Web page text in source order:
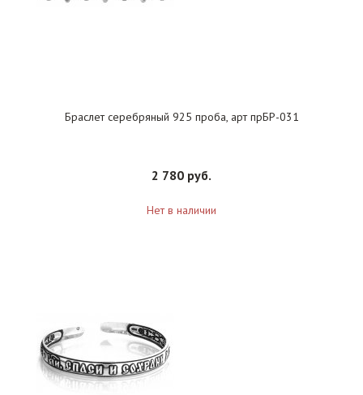
Браслет серебряный 925 проба, арт прБР-031
2 780 руб.
Нет в наличии